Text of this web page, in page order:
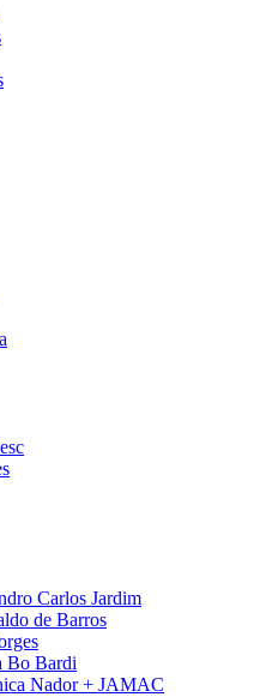
Carlos Jardim
de Barros
Bo Bardi
Nador + JAMAC